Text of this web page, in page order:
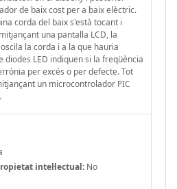
de baix cost per a baix elèctric.
corda del baix s'està tocant i
una pantalla LCD, la
la corda i a la que hauria
diodes LED indiquen si la freqüència
per excés o per defecte. Tot
un microcontrolador PIC
intel·lectual: No